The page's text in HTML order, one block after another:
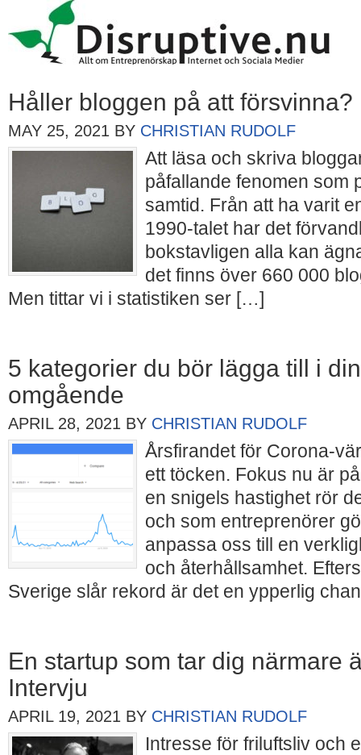
Håller bloggen på att försvinna?
MAY 25, 2021 BY CHRISTIAN RUDOLF
Att läsa och skriva
påfallande fenomen som
samtid. Från att ha varit
1990-talet har det
bokstavligen alla kan
det finns över 660 000
Men tittar vi i statistiken ser […]
5 kategorier du bör lägga till i
omgående
APRIL 28, 2021 BY CHRISTIAN RUDOLF
Årsfirandet för Corona-
ett töcken. Fokus nu är
en snigels hastighet rör
och som entreprenörer
anpassa oss till en
och återhållsamhet.
Sverige slår rekord är det en ypperlig
En startup som tar dig närmare
Intervju
APRIL 19, 2021 BY CHRISTIAN RUDOLF
Intresse för friluftsliv och